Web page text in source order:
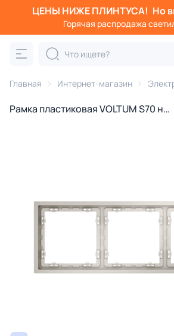
ЦЕНЫ НИЖЕ ПЛИНТУСА! Но
Горячая распродажа
Главная Интернет-магазин
Рамка пластиковая VOLTUM S70 на